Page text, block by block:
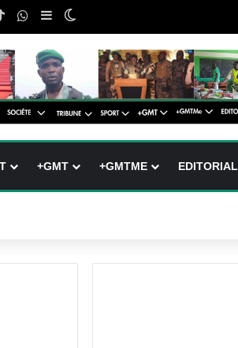
TikTokWhatsApp
Sidebar (barre latérale)
Switch skin
+GMT +GMTME EDITORIAL